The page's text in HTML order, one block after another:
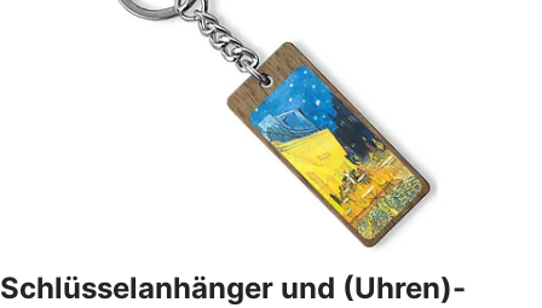
Schlüsselanhänger und (Uhren)-